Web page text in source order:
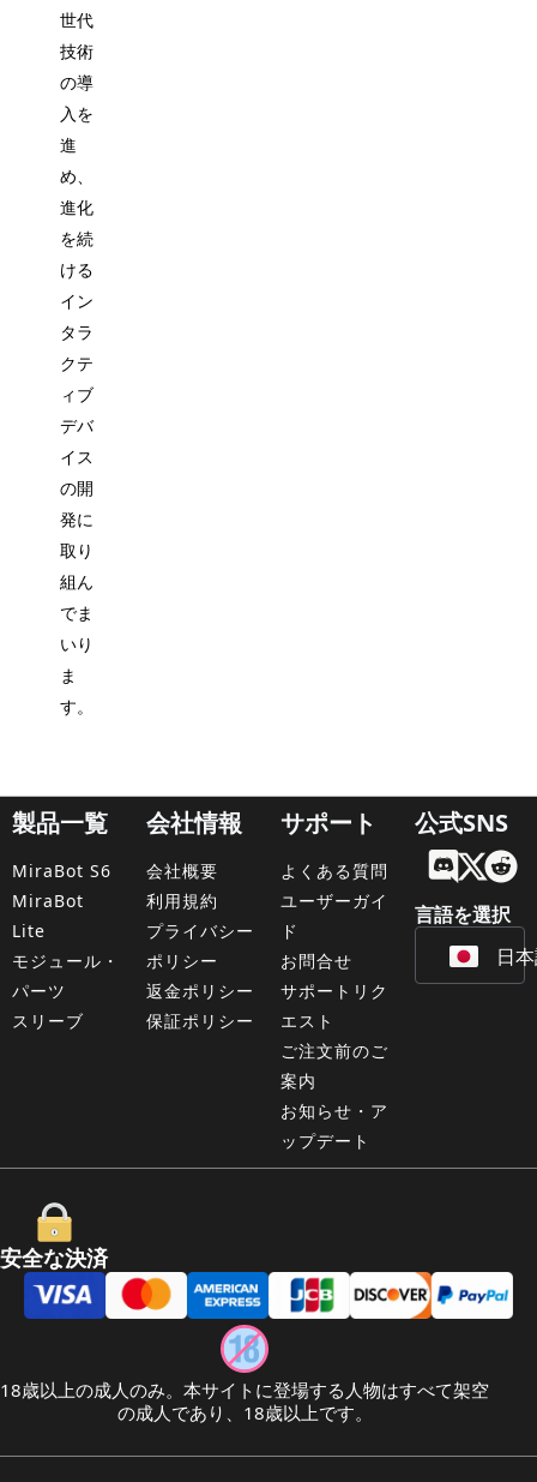
世代
技術
の導
入を
進
め、
進化
を続
ける
イン
タラ
クテ
ィブ
デバ
イス
の開
発に
取り
組ん
でま
いり
ま
す。
製品一覧
MiraBot S6
MiraBot
Lite
モジュール・
パーツ
スリーブ
会社情報
会社概要
利用規約
プライバシー
ポリシー
返金ポリシー
保証ポリシー
サポート
よくある質問
ユーザーガイ
ド
お問合せ
サポートリク
エスト
ご注文前のご
案内
お知らせ・ア
ップデート
公式SNS
言語を選択
日
安全な決済
18歳以上の成人のみ。本サイトに登場する人物はすべて架空
の成人であり、18歳以上です。